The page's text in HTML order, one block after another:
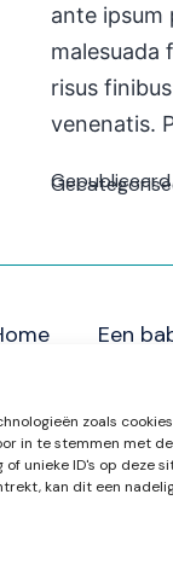
zoals
in te stemmen met
unieke ID's op deze
kan dit een
ante ipsum
malesuada
risus
venenatis.
Een